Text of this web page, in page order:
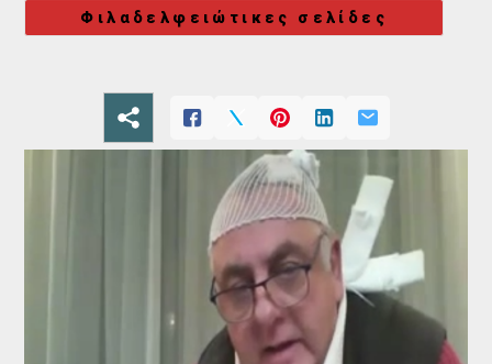
Φιλαδελφειώτικες σελίδες